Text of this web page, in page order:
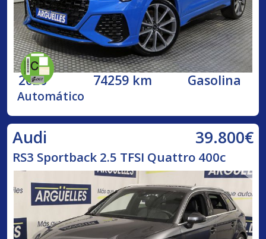
2020 74259 km Gasolina
Automático
Audi 39.800€
RS3 Sportback 2.5 TFSI Quattro 400c